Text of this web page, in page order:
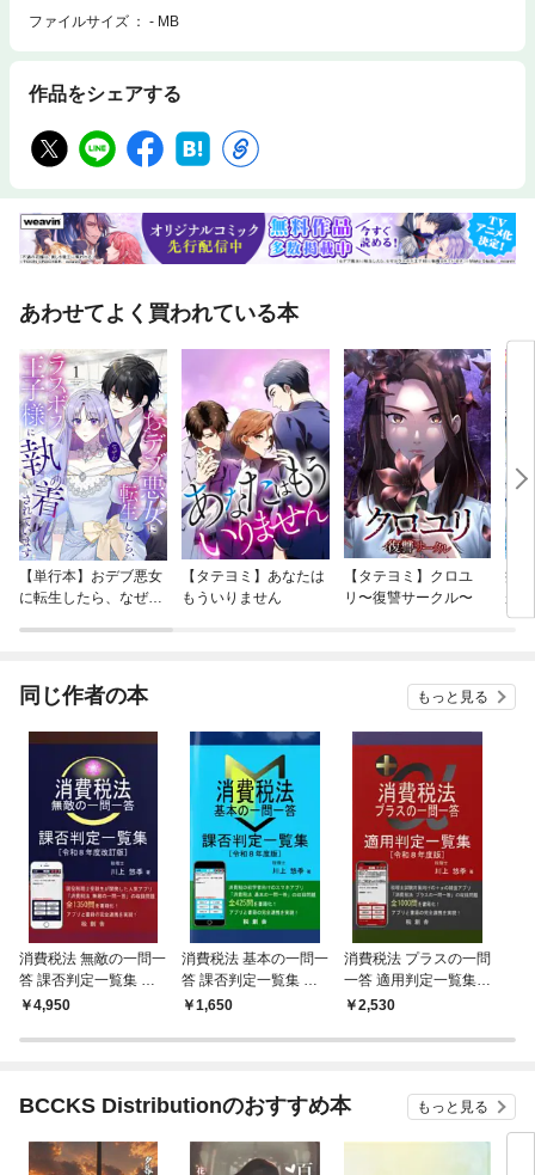
と解答・解説ページが同時に表示されないように分割されているため、先
に答えが目に入ることなく問題を解き進めることができます。また、ワー
ストールしている方・税理士試験(消費税法)の勉強をしている方・公認会
の税務に携わっている方・大学院等で租税の研究をされている方
ファイルサイズ
- MB
作品をシェアする
あわせてよく買われている本
【単行本】おデブ悪女
に転生したら、なぜか
【タテヨミ】あなたは
もういりません
【タテヨミ】クロユ
リ〜復讐サークル〜
病
が
ぎ
同じ作者の本 もっと見る
消費税法 無敵の一問一
答 課否判定一覧集 令
和８年度改訂版
4,950
消費税法 基本の一問一
答 課否判定一覧集 令
和８年度版
1,650
消費税法 プラスの一問
一答 適用判定一覧集
令和８年度版
2,530
BCCKS Distributionのおすすめ本 もっと見る